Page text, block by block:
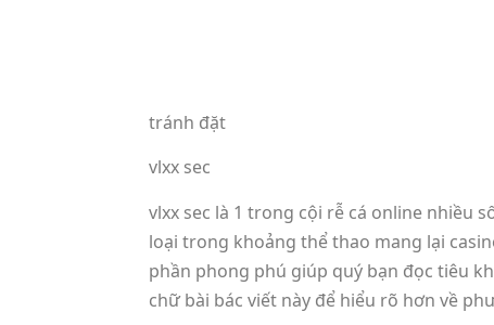
tránh đặt
vlxx sec
vlxx sec là 1 trong cội rễ cá online nhiều
loại trong khoảng thể thao mang lại
phần phong phú giúp quý bạn đọc tiêu
chữ bài bác viết này để hiểu rõ hơn về